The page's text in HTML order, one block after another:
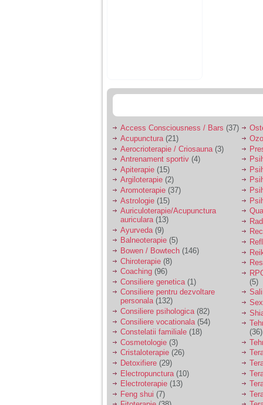
situatie care pe mine
Ma aflu aici pentru ca
vreau sa stiu daca am
nevoie de un psiholog
sau psihiatru.
Sunt casatorita, am
31 de ani si un copil in
varsta de 2 ani care
mi-e lumina ochilor.
De ceva timp simt ca
mi s-a adunat
oboseala, o oboseala
cronica de care nu pot
scapa si simt ca din
cauza ei nu pot
controla nervii si
cateodata are copilul
de suferit.
Am o bariera peste
care nu pot trece:
prietena mea a ramas
insarcinata cu o fata.
Am fost de comun
acord sa facem un
copil, cu gandul ca e
baiat.
Access Consciousness / Bars (37)
Acupunctura(21)
Aerocrioterapie / Criosauna (3)
Antrenament sportiv (4)
Apiterapie (15)
Argiloterapie (2)
Aromoterapie (37)
Astrologie (15)
Auriculoterapie/Acupunctura
auriculara(13)
Ayurveda (9)
Balneoterapie (5)
Bowen / Bowtech (146)
Chiroterapie (8)
Coaching (96)
Consiliere genetica (1)
Consiliere pentru dezvoltare
personala(132)
Consiliere psihologica (82)
Consiliere vocationala (54)
Constelatii familiale (18)
Cosmetologie (3)
Cristaloterapie (26)
Detoxifiere (29)
Electropunctura (10)
Electroterapie (13)
Feng shui (7)
(5)
(36)